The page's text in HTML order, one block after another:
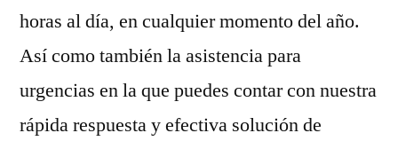
horas al día, en cualquier momento del año.
Así como también la asistencia para
urgencias en la que puedes contar con nuestra
rápida respuesta y efectiva solución de